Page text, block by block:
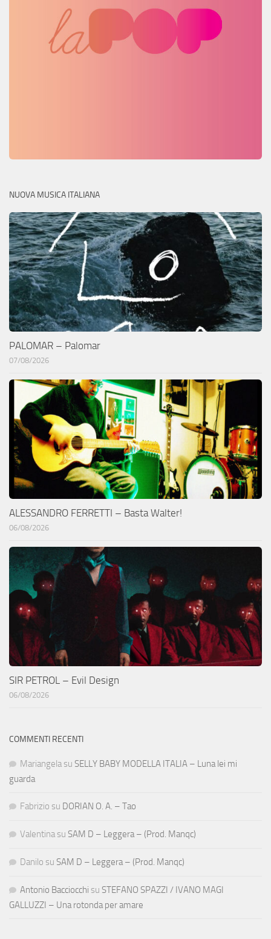
NUOVA MUSICA ITALIANA
PALOMAR – Palomar
07/08/2026
ALESSANDRO FERRETTI – Basta Walter!
06/08/2026
SIR PETROL – Evil Design
06/08/2026
COMMENTI RECENTI
Mariangela su SELLY BABY MODELLA ITALIA – Luna lei mi
guarda
Fabrizio su DORIAN O. A. – Tao
Valentina su SAM D – Leggera – (Prod. Manqc)
Danilo su SAM D – Leggera – (Prod. Manqc)
Antonio Bacciocchi su STEFANO SPAZZI / IVANO MAGI
GALLUZZI – Una rotonda per amare